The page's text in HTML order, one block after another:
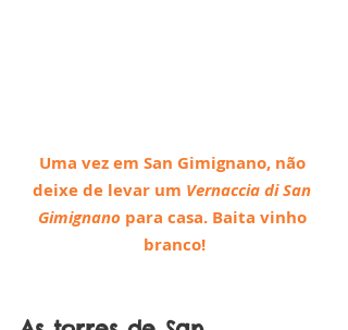
Uma vez em San Gimignano, não
deixe de levar um Vernaccia di San
Gimignano para casa. Baita vinho
branco!